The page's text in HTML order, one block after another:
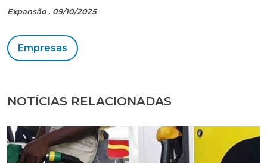
Expansão , 09/10/2025
Empresas
NOTÍCIAS RELACIONADAS